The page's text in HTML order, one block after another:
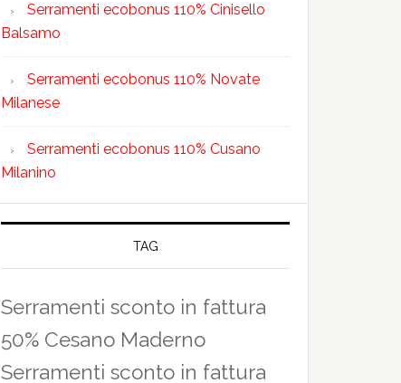
Serramenti ecobonus 110% Cinisello
Balsamo
Serramenti ecobonus 110% Novate
Milanese
Serramenti ecobonus 110% Cusano
Milanino
TAG
Serramenti sconto in fattura
50% Cesano Maderno
Serramenti sconto in fattura